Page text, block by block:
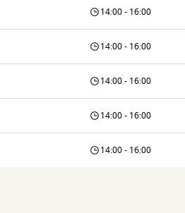
14:00 - 16:00
14:00 - 16:00
14:00 - 16:00
14:00 - 16:00
14:00 - 16:00